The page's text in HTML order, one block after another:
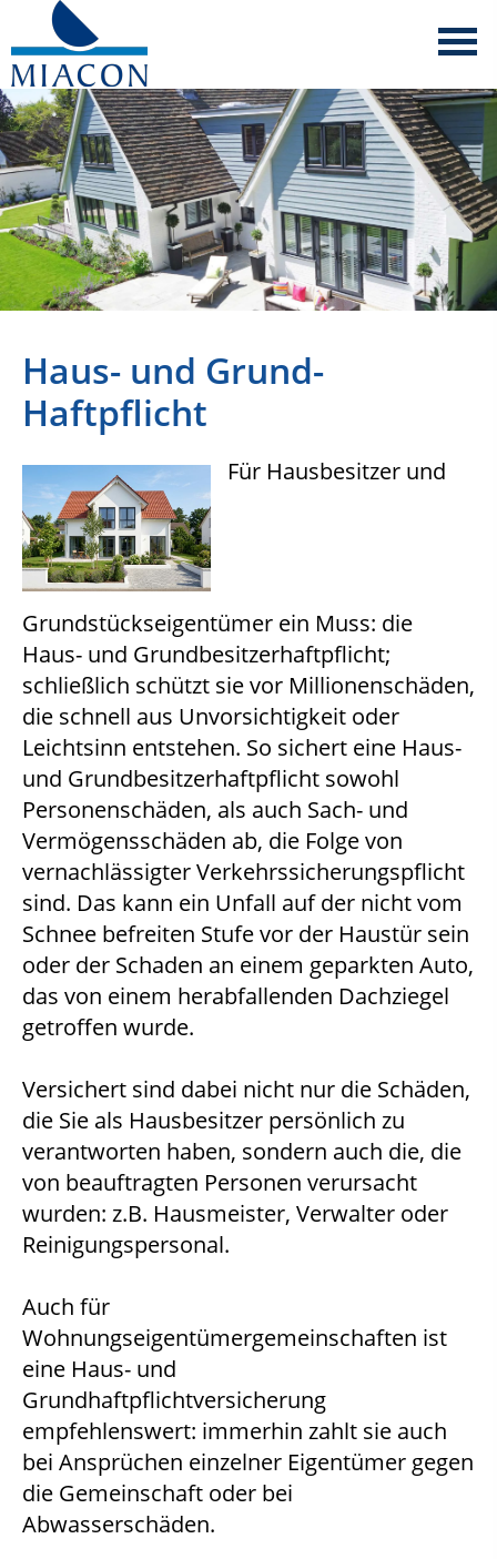
Haus- und Grund-
Haftpflicht
Für Hausbesitzer und
Grundstückseigentümer ein Muss: die
Haus- und Grundbesitzerhaftpflicht;
schließlich schützt sie vor Millionenschäden,
die schnell aus Unvorsichtigkeit oder
Leichtsinn entstehen. So sichert eine Haus-
und Grundbesitzerhaftpflicht sowohl
Personenschäden, als auch Sach- und
Vermögensschäden ab, die Folge von
vernachlässigter Verkehrssicherungspflicht
sind. Das kann ein Unfall auf der nicht vom
Schnee befreiten Stufe vor der Haustür sein
oder der Schaden an einem geparkten Auto,
das von einem herabfallenden Dachziegel
getroffen wurde.
Versichert sind dabei nicht nur die Schäden,
die Sie als Hausbesitzer persönlich zu
verantworten haben, sondern auch die, die
von beauftragten Personen verursacht
wurden: z.B. Hausmeister, Verwalter oder
Reinigungspersonal.
Auch für
Wohnungseigentümergemeinschaften ist
eine Haus- und
Grundhaftpflichtversicherung
empfehlenswert: immerhin zahlt sie auch
bei Ansprüchen einzelner Eigentümer gegen
die Gemeinschaft oder bei
Abwasserschäden.